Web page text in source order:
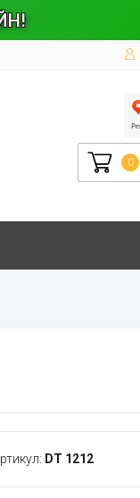
0
DT 1212